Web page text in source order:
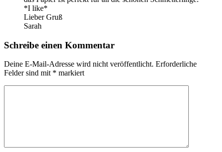
*I like*
Lieber Gruß
Sarah
Schreibe einen Kommentar
Deine E-Mail-Adresse wird nicht veröffentlicht. Erforderliche
Felder sind mit * markiert